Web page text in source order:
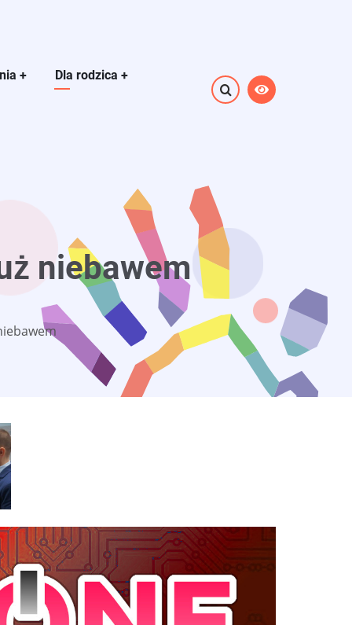
+ Dla rodzica+
niebawem